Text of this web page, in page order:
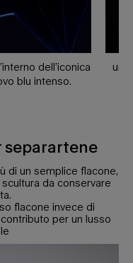
dell’iconica
blu intenso.
una
separartene
di un semplice flacone,
da conservare
flacone invece di
per un lusso